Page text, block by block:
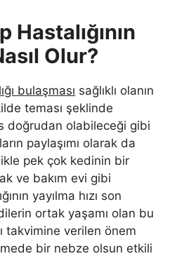
Hastalığının
Olur?
bulaşması sağlıklı olanın
teması şeklinde
doğrudan olabileceği gibi
paylaşımı olarak da
pek çok kedinin bir
ve bakım evi gibi
yayılma hızı son
ortak yaşamı olan bu
takvimine verilen önem
bir nebze olsun etkili